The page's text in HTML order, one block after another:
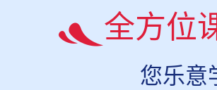
全方位
您乐意